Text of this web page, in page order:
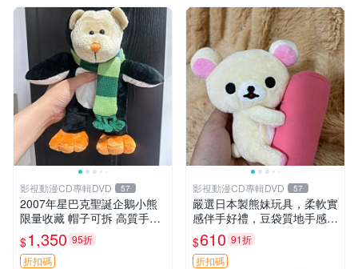
影視動漫CD專輯DVD 57
2007年星巴克聖誕企鵝小熊
限量收藏 帽子可拆 高質手感
超愛 聖誕限定 星巴克企鵝 小
熊杯墊
$1,350 95折
折扣碼
影視動漫CD專輯DVD 57
嚴選日本製熊妹玩具，柔軟實
感伴手好禮，豆袋質地手感
佳，抱枕小熊 recom 推薦 白
色豆袋 玩具
$610 91折
折扣碼